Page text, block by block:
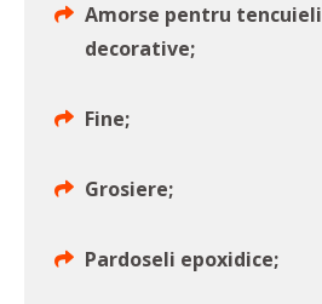
Amorse pentru tencuieli
decorative;
Fine;
Grosiere;
Pardoseli epoxidice;